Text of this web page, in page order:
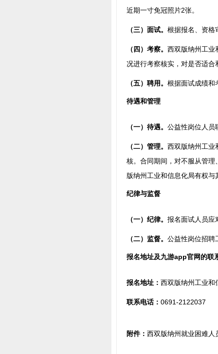
近期一寸免冠照片2张。
（三）面试。 根据报名、资格
（四）考察。 西双版纳州工业
况进行考察核实，对是否适
（五）聘用。 根据面试成绩和
待遇和管理
（一）待遇。 公益性岗位人员
（二）管理。 西双版纳州工业
核。合同期间，对不服从管
版纳州工业和信息化局有权
纪律与监督
（一）纪律。 报名面试人员应
（二）监督。 公益性岗位招聘
报名地址及九游app官网的联
报名地址： 西双版纳州工业和
联系电话： 0691-2122037
附件： 西双版纳州就业困难人